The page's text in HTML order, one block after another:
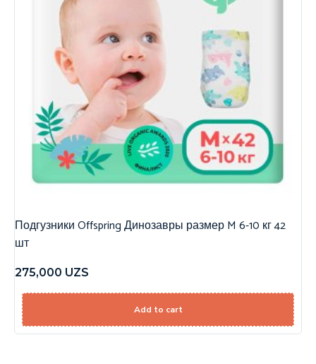
Подгузники Offspring Динозавры размер M 6-10 кг 42
шт
275,000 UZS
Add to cart